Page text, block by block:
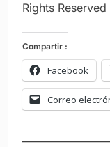
Rights Reserved
Compartir :
Facebook
Correo